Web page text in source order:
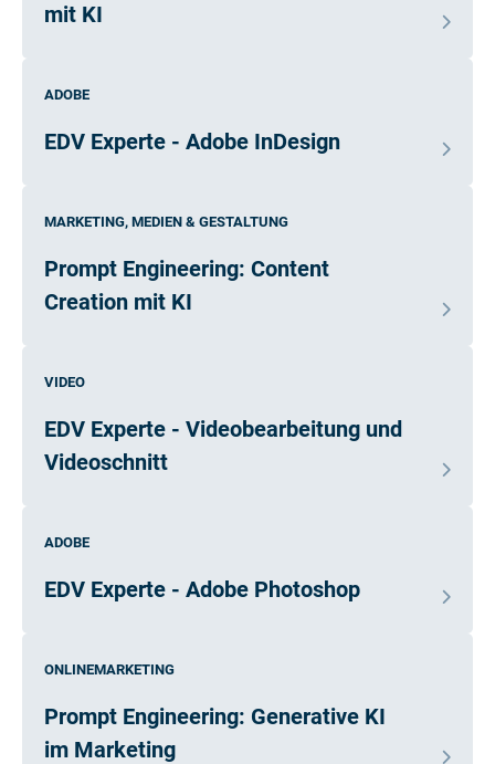
mit KI
ADOBE
EDV Experte - Adobe InDesign
MARKETING, MEDIEN & GESTALTUNG
Prompt Engineering: Content
Creation mit KI
VIDEO
EDV Experte - Videobearbeitung und
Videoschnitt
ADOBE
EDV Experte - Adobe Photoshop
ONLINEMARKETING
Prompt Engineering: Generative KI
im Marketing